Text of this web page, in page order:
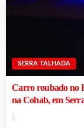
SERRA TALHADA
Carro roubado no
na Cohab, em